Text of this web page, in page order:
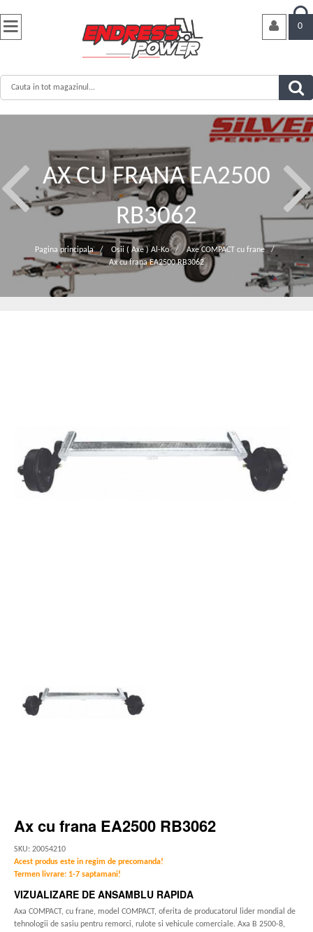

0

AX CU FRANA EA2500
RB3062
Pagina principala / Osii ( Axe ) Al-Ko / Axe COMPACT cu frane
/
Ax cu frana EA2500 RB3062
Ax cu frana EA2500 RB3062
SKU: 20054210
Acest produs este in regim de precomanda!
Termen livrare: 1-7 saptamani!
VIZUALIZARE DE ANSAMBLU RAPIDA
Axa COMPACT, cu frane, model COMPACT, oferita de producatorul lider mondial de
tehnologii de sasiu pentru remorci, rulote si vehicule comerciale. Axa B 2500-8,